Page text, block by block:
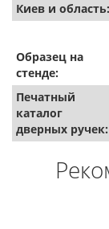
Киев и область:
Образец на
стенде:
Печатный
каталог
дверных ручек: